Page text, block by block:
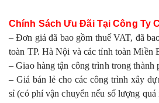
Chính Sách Ưu Đãi Tại Công Ty
– Đơn giá đã bao gồm thuế VAT, đã
toàn TP. Hà Nội và các tỉnh toàn Miền
– Giao hàng tận công trình trong thành
– Giá bán lẻ cho các công trình xây
sỉ (có phí vận chuyển nếu số lượng quá